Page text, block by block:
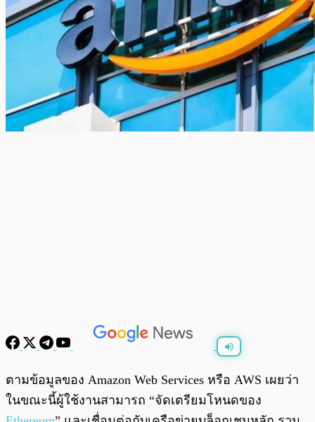
ตามข้อมูลของ Amazon Web Services หรือ AWS เผยว่า
ในขณะนี้ผู้ใช้งานสามารถ “จัดเตรียมโหนดของ